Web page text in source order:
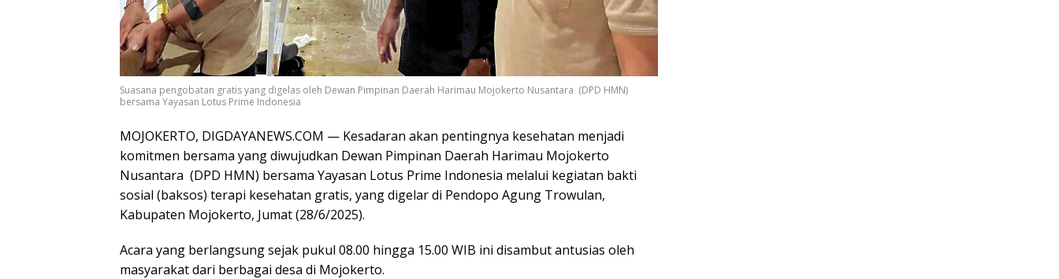
Suasana pengobatan gratis yang digelas oleh Dewan Pimpinan Daerah Harimau Mojokerto Nusantara (DPD HMN)
bersama Yayasan Lotus Prime Indonesia
MOJOKERTO, DIGDAYANEWS.COM — Kesadaran akan pentingnya kesehatan menjadi
komitmen bersama yang diwujudkan Dewan Pimpinan Daerah Harimau Mojokerto
Nusantara (DPD HMN) bersama Yayasan Lotus Prime Indonesia melalui kegiatan bakti
sosial (baksos) terapi kesehatan gratis, yang digelar di Pendopo Agung Trowulan,
Kabupaten Mojokerto, Jumat (28/6/2025).
Acara yang berlangsung sejak pukul 08.00 hingga 15.00 WIB ini disambut antusias oleh
masyarakat dari berbagai desa di Mojokerto.